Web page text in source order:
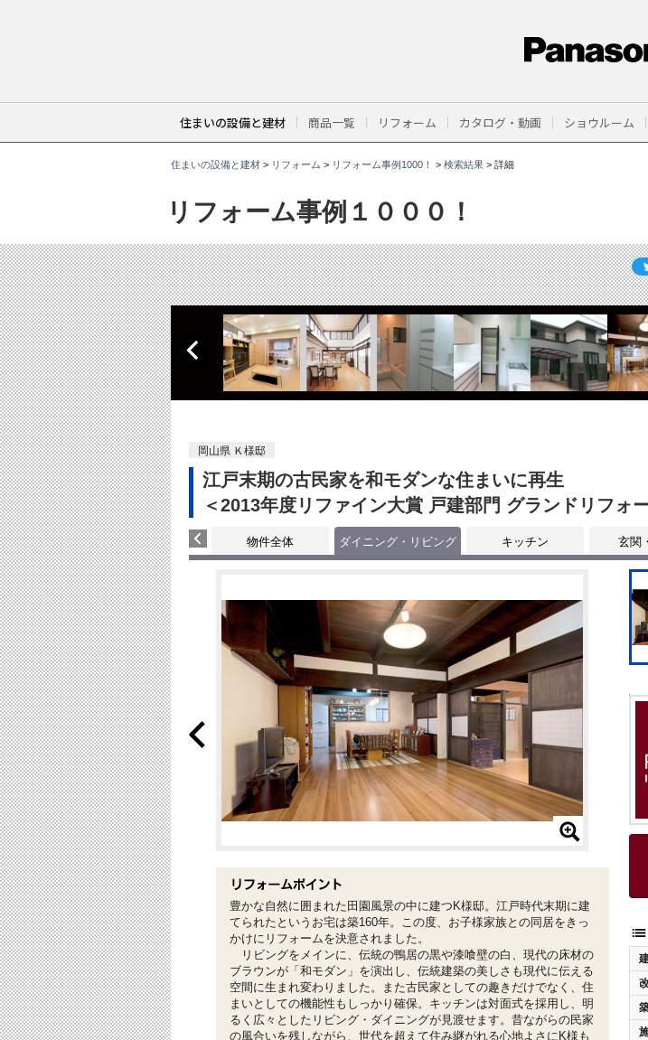
住まいの設備と建材 商品一覧 リフォーム カタログ・動画 ショウルーム
住まいの設備と建材> リフォーム > リフォーム事例1000！ > 検索結果> 詳細
リフォーム事例１０００！
。
岡山県 Ｋ様邸
江戸末期の古民家を和モダンな住まいに再生
＜2013年度リファイン大賞 戸建部門 グランドリフ
物件全体 ダイニング・リビング キッチン 玄関
豊かな自然に囲まれた田園風景の中に建つK様邸。江戸時代末期に建
てられたというお宅は築160年。この度、お子様家族との同居をきっ
かけにリフォームを決意されました。
リビングをメインに、伝統の鴨居の黒や漆喰壁の白、現代の床材の
ブラウンが「和モダン」を演出し、伝統建築の美しさも現代に伝える
空間に生まれ変わりました。また古民家としての趣きだけでなく、住
まいとしての機能性もしっかり確保。キッチンは対面式を採用し、明
るく広々としたリビング・ダイニングが見渡せます。昔ながらの民家
の風合いを残しながら、世代を超えて住み継がれる心地よさにK様も